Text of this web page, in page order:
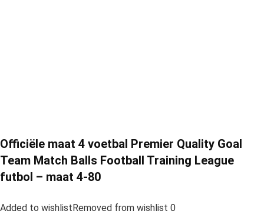
Officiële maat 4 voetbal Premier Quality Goal
Team Match Balls Football Training League
futbol – maat 4-80
Added to wishlistRemoved from wishlist 0